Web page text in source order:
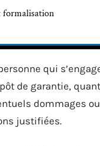
formalisation
qui
de garantie,
dommages
justifiées.